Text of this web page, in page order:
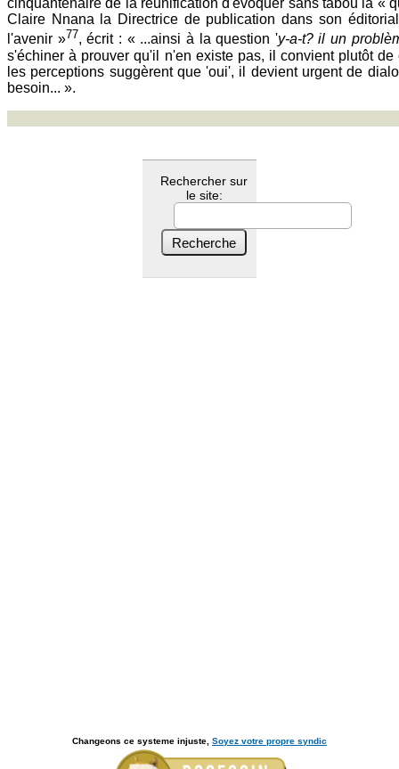
cinquantenaire de la réunification d'évoquer sans tabou la «
Claire Nnana la Directrice de publication dans son
l'avenir »77, écrit : « ...ainsi à la question 'y-a-t? il un
s'échiner à prouver qu'il n'en existe pas, il convient plutôt
les perceptions suggèrent que 'oui', il devient urgent de
besoin... ».
Rechercher sur
le site:
Changeons ce systeme injuste, Soyez votre propre syndic